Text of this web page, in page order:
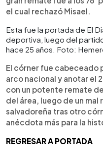
el cual rechazó Misael.
Esta fue la portada de El
deportiva, luego del
hace 25 años. Foto:
El córner fue cabeceado
arco nacional y anotar el
con un potente remate de
del área, luego de un
salvadoreña tras otro
anécdota más para la
REGRESAR A PORTADA